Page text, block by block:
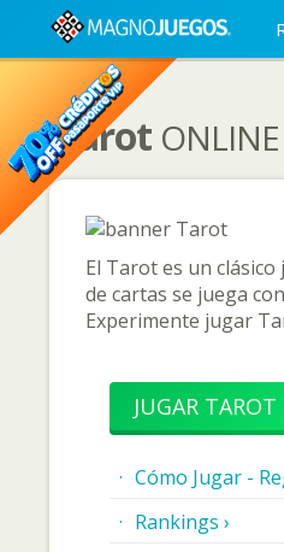
Tarot ONLINE
El Tarot es un
de cartas se juega
Experimente jugar
JUGAR TAROT
Cómo Jugar -
Rankings ›